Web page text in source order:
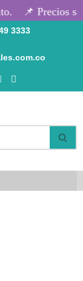
📌 Precios
3333